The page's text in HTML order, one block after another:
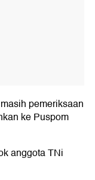
pemeriksaan
ke Puspom
anggota TNi